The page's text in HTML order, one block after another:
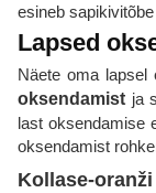
esineb
Lapsed
Näete oma lapsel
oksendamist ja
last oksendamise
oksendamist
Kollase-